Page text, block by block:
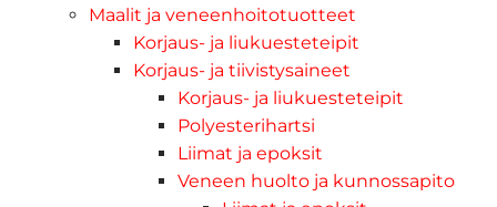
Maalit ja veneenhoitotuotteet
Korjaus- ja liukuesteteipit
Korjaus- ja tiivistysaineet
Korjaus- ja liukuesteteipit
Polyesterihartsi
Liimat ja epoksit
Veneen huolto ja kunnossapito